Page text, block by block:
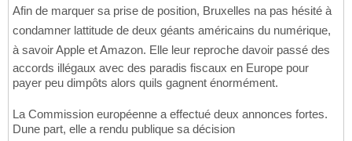
Afin de marquer sa prise de position, Bruxelles na pas hésité à
condamner lattitude de deux géants américains du numérique,
à savoir Apple et Amazon. Elle leur reproche davoir passé des
accords illégaux avec des paradis fiscaux en Europe pour
payer peu dimpôts alors quils gagnent énormément.
La Commission européenne a effectué deux annonces fortes.
Dune part, elle a rendu publique sa décision